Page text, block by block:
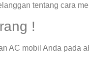
tentang cara
!
AC mobil Anda pada